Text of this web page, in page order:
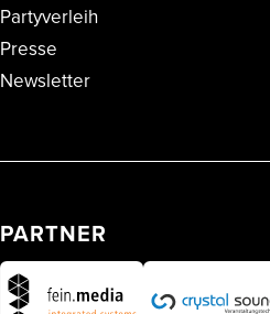
Partyverleih
Presse
Newsletter
PARTNER